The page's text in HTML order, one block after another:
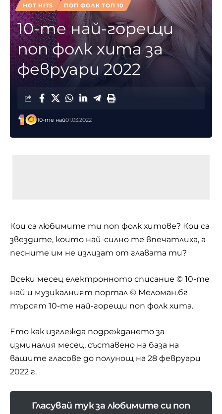
HOT HITS ПОП ФОЛК ТОП 10
10-те най-горещи
поп фолк хита за
февруари 2022
10-те най01.03.2022
Кои са любимите ти поп фолк хитове? Кои са
звездите, които най-силно те впечатлиха, а
песните им не излизат от главата ти?
Всеки месец електронното списание © 10-те
най и музикалният портал © Меломан.бг
търсят 10-те най-горещи поп фолк хита.
Ето как изглежда подреждането за
изминалия месец, съставено на база на
вашите гласове до полунощ на 28 февруари
2022 г.
Гласувай тук за любимите си поп